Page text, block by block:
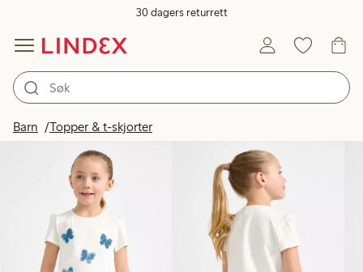
30 dagers returrett
Barn Topper & t-skjorter